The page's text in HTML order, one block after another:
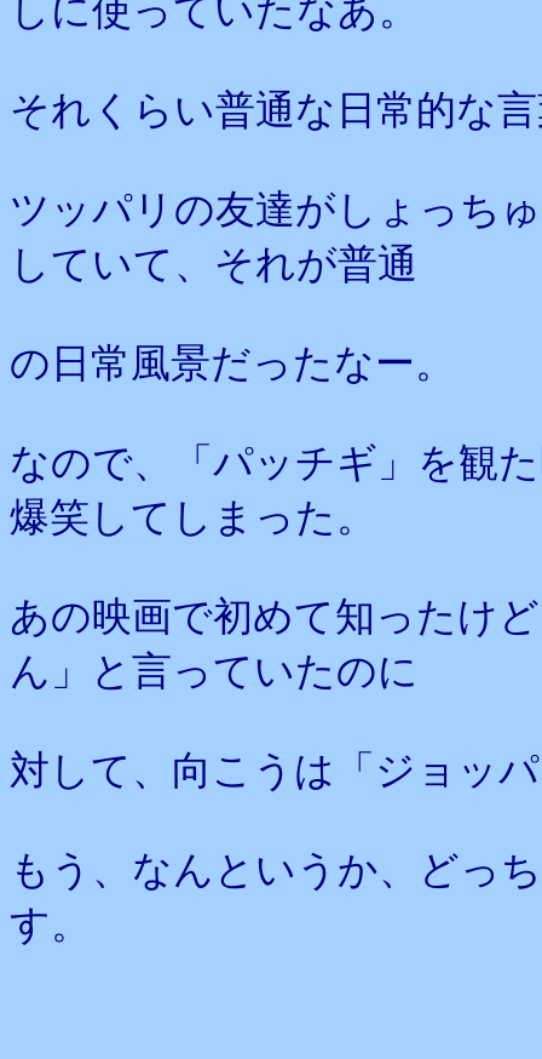
しに使っていたなあ。
それくらい普通な日常的な
ツッパリの友達がしょっち
していて、それが普通
の日常風景だったなー。
なので、「パッチギ」を観
爆笑してしまった。
あの映画で初めて知ったけ
ん」と言っていたのに
対して、向こうは「ジョッ
もう、なんというか、どっ
す。